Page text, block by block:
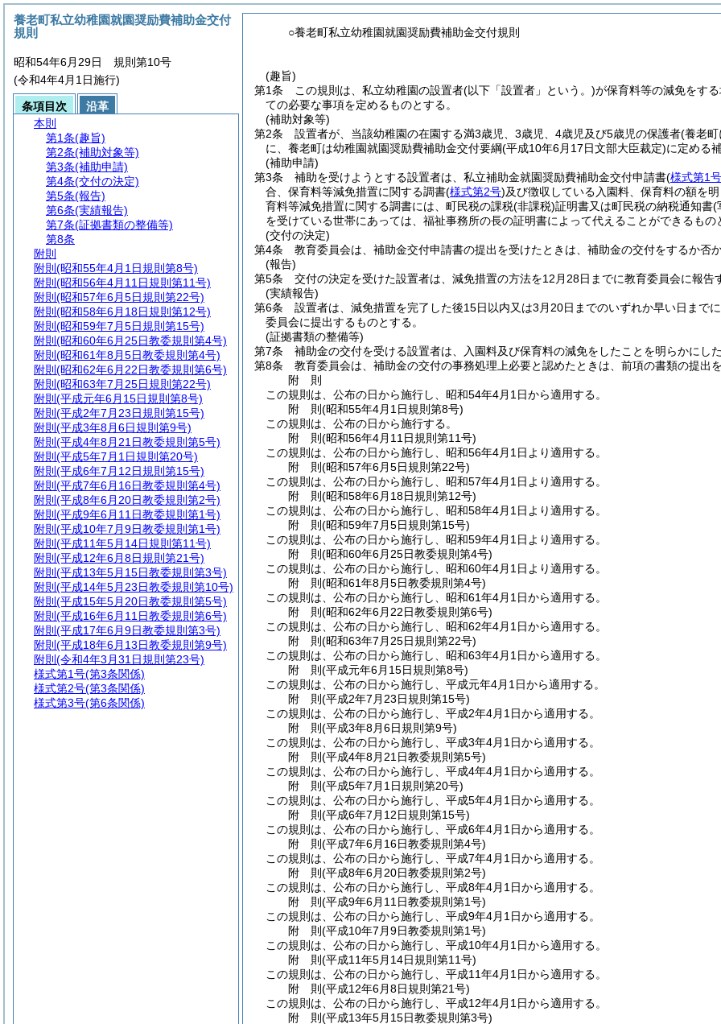
○養老町私立幼稚園就園奨励費補助金交付規則
(趣旨)
第1条
この規則は、私立幼稚園の設置者(以下「設置者」という。)が保育料等の減免をす
ての必要な事項を定めるものとする。
(補助対象等)
第2条
設置者が、当該幼稚園の在園する満3歳児、3歳児、4歳児及び5歳児の保護者(養老町
に、養老町は幼稚園就園奨励費補助金交付要綱(平成10年6月17日文部大臣裁定)に定める
(補助申請)
第3条
補助を受けようとする設置者は、私立補助金就園奨励費補助金交付申請書(様式第1号
合、保育料等減免措置に関する調書(様式第2号)及び徴収している入園料、保育料の額を
育料等減免措置に関する調書には、町民税の課税(非課税)証明書又は町民税の納税通知書(
を受けている世帯にあっては、福祉事務所の長の証明書によって代えることができるもの
(交付の決定)
第4条
教育委員会は、補助金交付申請書の提出を受けたときは、補助金の交付をするか否
(報告)
第5条
交付の決定を受けた設置者は、減免措置の方法を12月28日までに教育委員会に報告
(実績報告)
第6条
設置者は、減免措置を完了した後15日以内又は3月20日までのいずれか早い日まで
委員会に提出するものとする。
(証拠書類の整備等)
第7条
補助金の交付を受ける設置者は、入園料及び保育料の減免をしたことを明らかにし
第8条
教育委員会は、補助金の交付の事務処理上必要と認めたときは、前項の書類の提出
附 則
この規則は、公布の日から施行し、昭和54年4月1日から適用する。
附 則(昭和55年4月1日規則第8号)
この規則は、公布の日から施行する。
附 則(昭和56年4月11日規則第11号)
この規則は、公布の日から施行し、昭和56年4月1日より適用する。
附 則(昭和57年6月5日規則第22号)
この規則は、公布の日から施行し、昭和57年4月1日より適用する。
附 則(昭和58年6月18日規則第12号)
この規則は、公布の日から施行し、昭和58年4月1日より適用する。
附 則(昭和59年7月5日規則第15号)
この規則は、公布の日から施行し、昭和59年4月1日より適用する。
附 則(昭和60年6月25日教委規則第4号)
この規則は、公布の日から施行し、昭和60年4月1日より適用する。
附 則(昭和61年8月5日教委規則第4号)
この規則は、公布の日から施行し、昭和61年4月1日から適用する。
附 則(昭和62年6月22日教委規則第6号)
この規則は、公布の日から施行し、昭和62年4月1日から適用する。
附 則(昭和63年7月25日規則第22号)
この規則は、公布の日から施行し、昭和63年4月1日から適用する。
附 則(平成元年6月15日規則第8号)
この規則は、公布の日から施行し、平成元年4月1日から適用する。
附 則(平成2年7月23日規則第15号)
この規則は、公布の日から施行し、平成2年4月1日から適用する。
附 則(平成3年8月6日規則第9号)
この規則は、公布の日から施行し、平成3年4月1日から適用する。
附 則(平成4年8月21日教委規則第5号)
この規則は、公布の日から施行し、平成4年4月1日から適用する。
附 則(平成5年7月1日規則第20号)
この規則は、公布の日から施行し、平成5年4月1日から適用する。
附 則(平成6年7月12日規則第15号)
この規則は、公布の日から施行し、平成6年4月1日から適用する。
附 則(平成7年6月16日教委規則第4号)
この規則は、公布の日から施行し、平成7年4月1日から適用する。
附 則(平成8年6月20日教委規則第2号)
この規則は、公布の日から施行し、平成8年4月1日から適用する。
附 則(平成9年6月11日教委規則第1号)
この規則は、公布の日から施行し、平成9年4月1日から適用する。
附 則(平成10年7月9日教委規則第1号)
この規則は、公布の日から施行し、平成10年4月1日から適用する。
附 則(平成11年5月14日規則第11号)
この規則は、公布の日から施行し、平成11年4月1日から適用する。
附 則(平成12年6月8日規則第21号)
この規則は、公布の日から施行し、平成12年4月1日から適用する。
附 則(平成13年5月15日教委規則第3号)
養老町私立幼稚園就園奨励費補助金交付
規則
昭和54年6月29日 規則第10号
(令和4年4月1日施行)
条項目次
沿革
本則
第1条(趣旨)
第2条(補助対象等)
第3条(補助申請)
第4条(交付の決定)
第5条(報告)
第6条(実績報告)
第7条(証拠書類の整備等)
第8条
附則
附則 (昭和55年4月1日規則第8号)
附則 (昭和56年4月11日規則第11号)
附則 (昭和57年6月5日規則第22号)
附則 (昭和58年6月18日規則第12号)
附則 (昭和59年7月5日規則第15号)
附則 (昭和60年6月25日教委規則第4号)
附則 (昭和61年8月5日教委規則第4号)
附則 (昭和62年6月22日教委規則第6号)
附則 (昭和63年7月25日規則第22号)
附則 (平成元年6月15日規則第8号)
附則 (平成2年7月23日規則第15号)
附則 (平成3年8月6日規則第9号)
附則 (平成4年8月21日教委規則第5号)
附則 (平成5年7月1日規則第20号)
附則 (平成6年7月12日規則第15号)
附則 (平成7年6月16日教委規則第4号)
附則 (平成8年6月20日教委規則第2号)
附則 (平成9年6月11日教委規則第1号)
附則 (平成10年7月9日教委規則第1号)
附則 (平成11年5月14日規則第11号)
附則 (平成12年6月8日規則第21号)
附則 (平成13年5月15日教委規則第3号)
附則 (平成14年5月23日教委規則第10号)
附則 (平成15年5月20日教委規則第5号)
附則 (平成16年6月11日教委規則第6号)
附則 (平成17年6月9日教委規則第3号)
附則 (平成18年6月13日教委規則第9号)
附則 (令和4年3月31日規則第23号)
様式第1号(第3条関係)
様式第2号(第3条関係)
様式第3号(第6条関係)